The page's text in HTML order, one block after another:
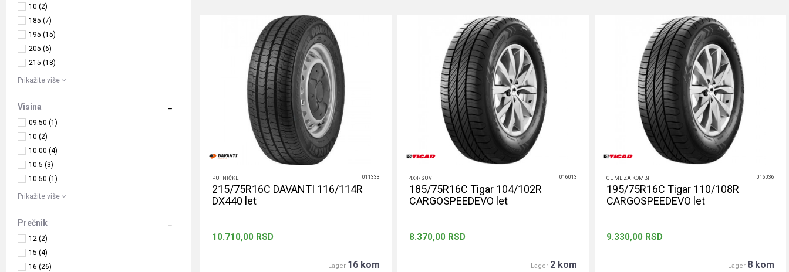
10 (2)
185 (7)
195 (15)
205 (6)
215 (18)
Prikažite više
Visina
09.50 (1)
10 (2)
10.00 (4)
10.5 (3)
10.50 (1)
Prikažite više
Prečnik
12 (2)
15 (4)
16 (26)
PUTNIČKE 011333
215/75R16C DAVANTI 116/114R
DX440 let
10.710,00 RSD
Lager 16 kom
4X4/SUV 016013
185/75R16C Tigar 104/102R
CARGOSPEEDEVO let
8.370,00 RSD
Lager 2 kom
GUME ZA KOMBI 016036
195/75R16C Tigar 110/108R
CARGOSPEEDEVO let
9.330,00 RSD
Lager 8 kom